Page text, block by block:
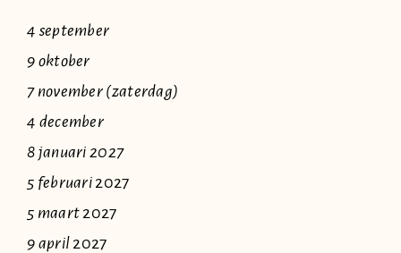
4 september
9 oktober
7 november (zaterdag)
4 december
8 januari 2027
5 februari 2027
5 maart 2027
9 april 2027